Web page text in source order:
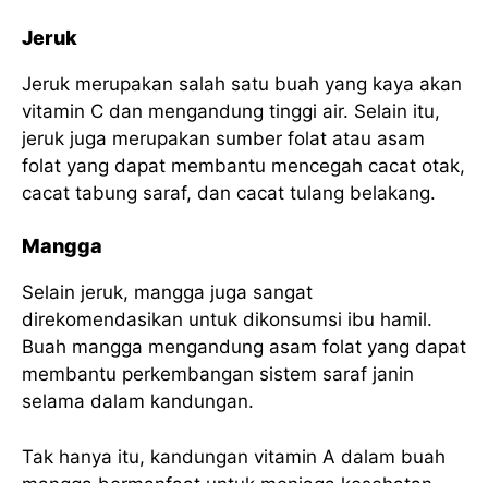
Jeruk
Jeruk merupakan salah satu buah yang kaya akan
vitamin C dan mengandung tinggi air. Selain itu,
jeruk juga merupakan sumber folat atau asam
folat yang dapat membantu mencegah cacat otak,
cacat tabung saraf, dan cacat tulang belakang.
Mangga
Selain jeruk, mangga juga sangat
direkomendasikan untuk dikonsumsi ibu hamil.
Buah mangga mengandung asam folat yang dapat
membantu perkembangan sistem saraf janin
selama dalam kandungan.
Tak hanya itu, kandungan vitamin A dalam buah